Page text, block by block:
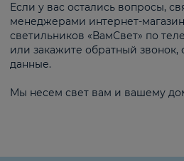
Если у вас остались вопросы,
менеджерами интернет-
светильников «ВамСвет» по
или закажите обратный звонок,
данные.
Мы несем свет вам и вашему